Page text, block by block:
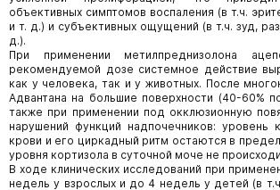
объективных симптомов воспаления (в т.ч.
и т. д.) и субъективных ощущений (в т.ч. зуд,
д.).
При применении метилпреднизолона
рекомендуемой дозе системное действие
как у человека, так и у животных. После
Адвантана на большие поверхности (40-60%
также при применении под окклюзионную
нарушений функций надпочечников: уровень
крови и его циркадный ритм остаются в
уровня кортизола в суточной моче не
В ходе клинических исследований при
недель у взрослых и до 4 недель у детей (в